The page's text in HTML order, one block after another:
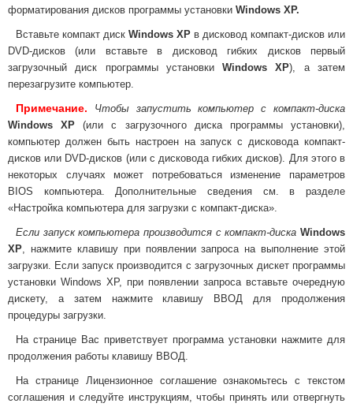
форматирования дисков программы установки Windows XP.
Вставьте компакт диск Windows XP в дисковод компакт-дисков или
DVD-дисков (или вставьте в дисковод гибких дисков первый
загрузочный диск программы установкиWindows XP), а затем
перезагрузите компьютер.
Примечание. Чтобы запустить компьютер с компакт-диска
Windows XP (или с загрузочного диска программы установки),
компьютер должен быть настроен на запуск с дисковода компакт-
дисков или DVD-дисков (или с дисковода гибких дисков). Для этого в
некоторых случаях может потребоваться изменение параметров
BIOS компьютера. Дополнительные сведения см. в разделе
«Настройка компьютера для загрузки с компакт-диска».
Если запуск компьютера производится с компакт-диска Windows
XP, нажмите клавишу при появлении запроса на выполнение этой
загрузки. Если запуск производится с загрузочных дискет программы
установки Windows XP, при появлении запроса вставьте очередную
дискету, а затем нажмите клавишу ВВОД для продолжения
процедуры загрузки.
На странице Вас приветствует программа установки нажмите для
продолжения работы клавишу ВВОД.
На странице Лицензионное соглашение ознакомьтесь с текстом
соглашения и следуйте инструкциям, чтобы принять или отвергнуть